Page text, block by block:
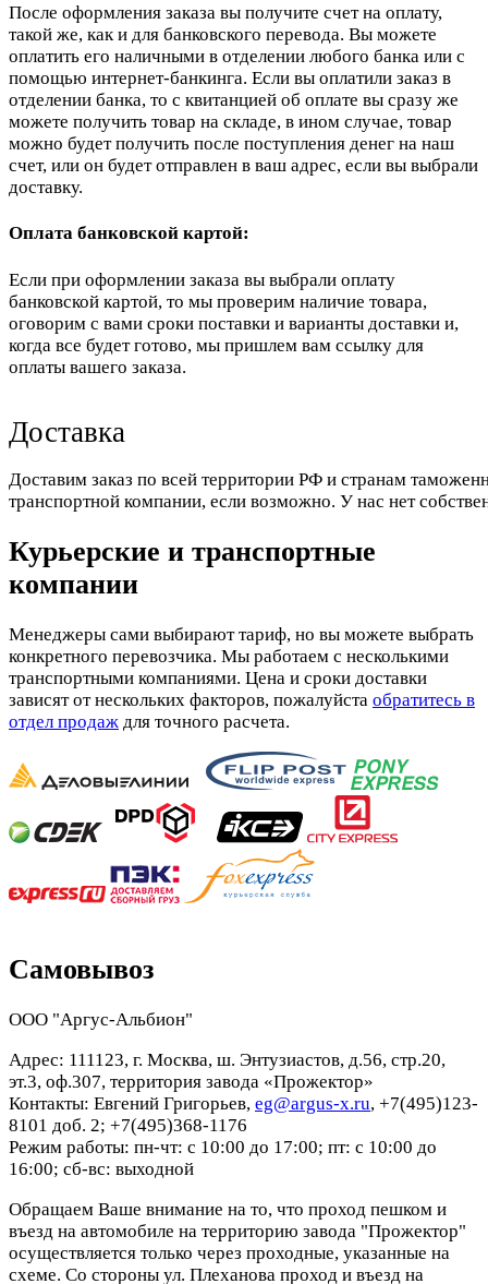
После оформления заказа вы получите счет на оплату,
такой же, как и для банковского перевода. Вы можете
оплатить его наличными в отделении любого банка или с
помощью интернет-банкинга. Если вы оплатили заказ в
отделении банка, то с квитанцией об оплате вы сразу же
можете получить товар на складе, в ином случае, товар
можно будет получить после поступления денег на наш
счет, или он будет отправлен в ваш адрес, если вы выбрали
доставку.
Оплата банковской картой:
Если при оформлении заказа вы выбрали оплату
банковской картой, то мы проверим наличие товара,
оговорим с вами сроки поставки и варианты доставки и,
когда все будет готово, мы пришлем вам ссылку для
оплаты вашего заказа.
Доставка
Доставим заказ по всей территории РФ и странам
транспортной компании, если возможно. У нас нет
Курьерские и транспортные
компании
Менеджеры сами выбирают тариф, но вы можете выбрать
конкретного перевозчика. Мы работаем с несколькими
транспортными компаниями. Цена и сроки доставки
зависят от нескольких факторов, пожалуйста обратитесь в
отдел продаж для точного расчета.
Самовывоз
ООО "Аргус-Альбион"
Адрес: 111123, г. Москва, ш. Энтузиастов, д.56, стр.20,
эт.3, оф.307, территория завода «Прожектор»
Контакты: Евгений Григорьев, eg@argus-x.ru, +7(495)123-
8101 доб. 2; +7(495)368-1176
Режим работы: пн-чт: с 10:00 до 17:00; пт: с 10:00 до
16:00; сб-вс: выходной
Обращаем Ваше внимание на то, что проход пешком и
въезд на автомобиле на территорию завода "Прожектор"
осуществляется только через проходные, указанные на
схеме. Со стороны ул. Плеханова проход и въезд на